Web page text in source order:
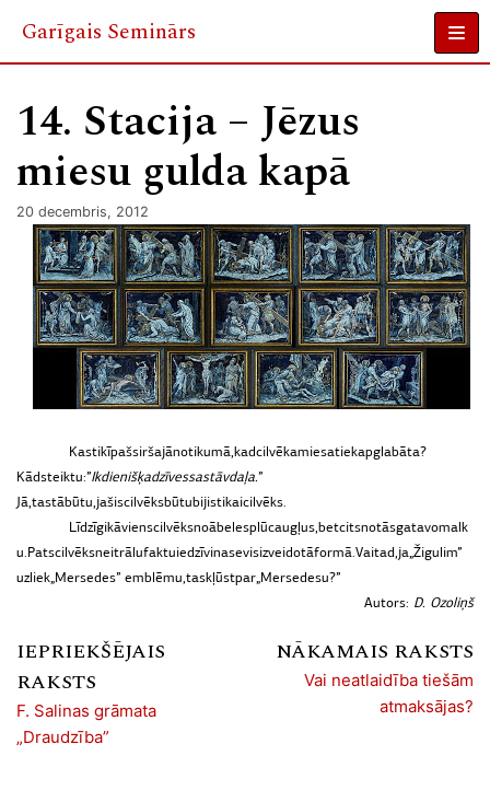
Skip
content
Garīgais Seminārs
14. Stacija – Jēzus
miesu gulda kapā
20 decembris, 2012
Kastikīpašsiršajānotikumā,kadcilvēkamiesatiekapglabāta?
Kādsteiktu:”Ikdienišķadzīvessastāvdaļa.”
Jā,tastābūtu,jašiscilvēksbūtubijistikaicilvēks.
Līdzīgikāvienscilvēksnoābelesplūcaugļus,betcitsnotāsgatavomalk
u.Patscilvēksneitrālufaktuiedzīvinasevisizveidotāformā.Vaitad,ja„Žigulim”
uzliek„Mersedes” emblēmu,taskļūstpar„Mersedesu?”
Autors: D. Ozoliņš
IEPRIEKŠĒJAIS
RAKSTS
F. Salinas grāmata
„Draudzība”
NĀKAMAIS RAKSTS
Vai neatlaidība tiešām
atmaksājas?